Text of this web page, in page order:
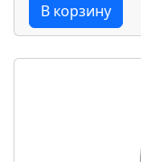
В корзину